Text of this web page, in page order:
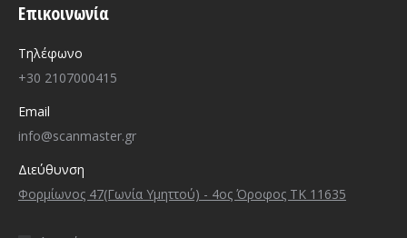
Επικοινωνία
Τηλέφωνο
+30 2107000415
Email
info@scanmaster.gr
Διεύθυνση
Φορμίωνος 47(Γωνία Υμηττού) - 4ος Όροφος ΤΚ 11635